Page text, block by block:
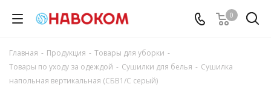
0
Главная - Продукция - Товары для уборки -
Товары по уходу за одеждой - Сушилки для белья - Сушилка
напольная вертикальная (СБВ1/С серый)